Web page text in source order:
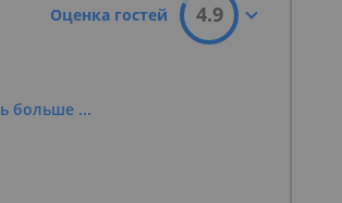
больше ...
Оценка гостей 4.9